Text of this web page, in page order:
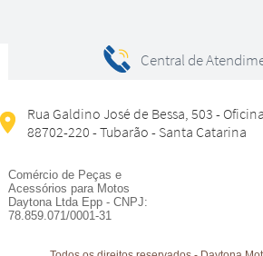
Central de
Rua Galdino José de Bessa, 503 -
88702-220 - Tubarão - Santa Catarina
Comércio de Peças e
Acessórios para Motos
Daytona Ltda Epp - CNPJ:
78.859.071/0001-31